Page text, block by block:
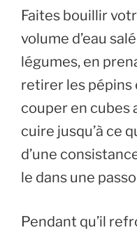
Faites bouillir
volume d’eau
légumes, en
retirer les pépins
couper en cubes
cuire jusqu’à ce
d’une
le dans une
Pendant qu’il